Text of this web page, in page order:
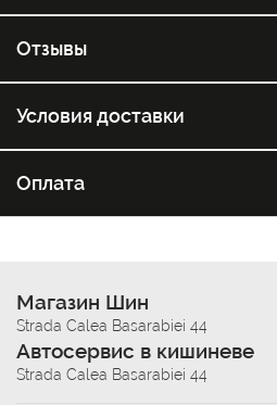
Отзывы
Условия доставки
Оплата
Магазин Шин
Strada Calea Basarabiei 44
Автосервис в кишиневе
Strada Calea Basarabiei 44